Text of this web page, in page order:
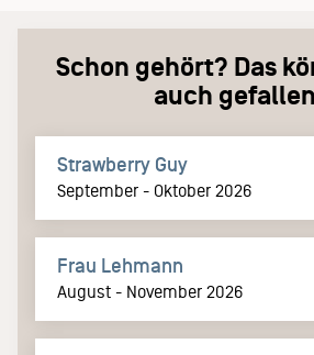
Schon gehört? Das
auch
Strawberry Guy
September - Oktober 2026
Frau Lehmann
August - November 2026